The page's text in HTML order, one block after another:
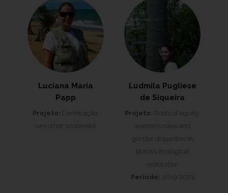
Luciana Maria
Papp
Projeto: Certificação:
um olhar ambiental
Ludmila Pugliese
de Siqueira
Projeto: Roots of equity:
women’s roles and
gender disparities in
Brazil’s ecological
restoration
Período: 2019-2024